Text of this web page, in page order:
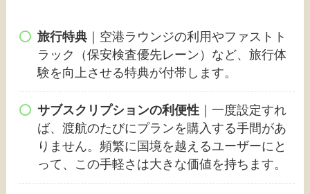
旅行特典｜空港ラウンジの利用やファストト
ラック（保安検査優先レーン）など、旅行体
験を向上させる特典が付帯します。
サブスクリプションの利便性｜一度設定すれ
ば、渡航のたびにプランを購入する手間があ
りません。頻繁に国境を越えるユーザーにと
って、この手軽さは大きな価値を持ちます。